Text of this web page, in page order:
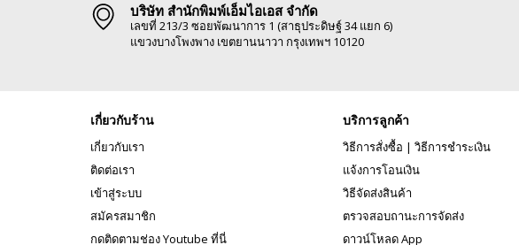
บริษัท สำนักพิมพ์เอ็มไอเอส จำกัด
เลขที่ 213/3 ซอยพัฒนาการ 1 (สาธุประดิษฐ์ 34 แยก 6)
แขวงบางโพงพาง เขตยานนาวา กรุงเทพฯ 10120
เกี่ยวกับร้าน
เกี่ยวกับเรา
ติดต่อเรา
เข้าสู่ระบบ
สมัครสมาชิก
กดติดตามช่อง Youtube ที่นี่
บริการลูกค้า
วิธีการสั่งซื้อ | วิธีการชำระเงิน
แจ้งการโอนเงิน
วิธีจัดส่งสินค้า
ตรวจสอบถานะการจัดส่ง
ดาวน์โหลด App